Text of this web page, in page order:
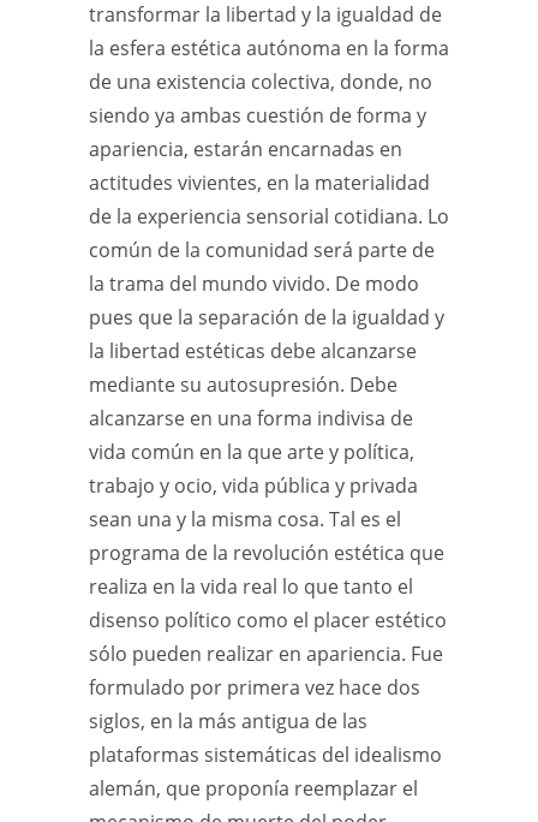
transformar la libertad y la igualdad de
la esfera estética autónoma en la forma
de una existencia colectiva, donde, no
siendo ya ambas cuestión de forma y
apariencia, estarán encarnadas en
actitudes vivientes, en la materialidad
de la experiencia sensorial cotidiana. Lo
común de la comunidad será parte de
la trama del mundo vivido. De modo
pues que la separación de la igualdad y
la libertad estéticas debe alcanzarse
mediante su autosupresión. Debe
alcanzarse en una forma indivisa de
vida común en la que arte y política,
trabajo y ocio, vida pública y privada
sean una y la misma cosa. Tal es el
programa de la revolución estética que
realiza en la vida real lo que tanto el
disenso político como el placer estético
sólo pueden realizar en apariencia. Fue
formulado por primera vez hace dos
siglos, en la más antigua de las
plataformas sistemáticas del idealismo
alemán, que proponía reemplazar el